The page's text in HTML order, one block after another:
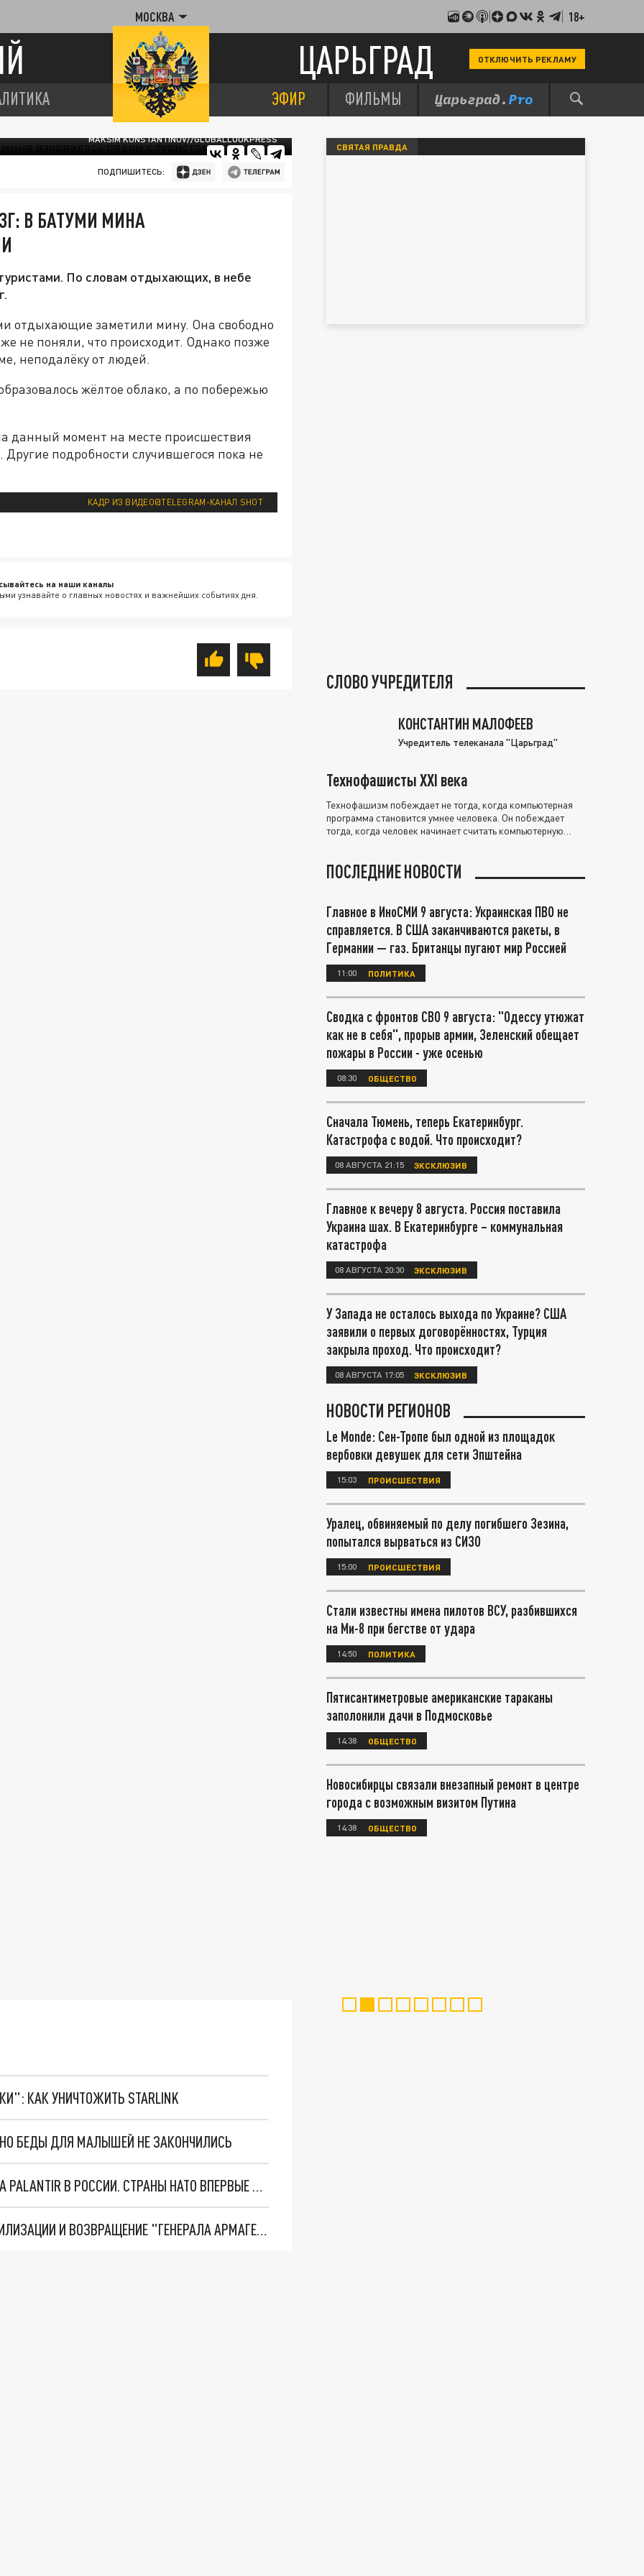
МОСКВА 18+
ЦАРЬГРАД ОТКЛЮЧИТЬ РЕКЛАМУ
ЭФИР ФИЛЬМЫ
MAKSIM KONSTANTINOV//GLOBALLOOKPRESS
ПОДПИШИТЕСЬ:
В БАТУМИ МИНА
По словам отдыхающих, в небе
отдыхающие заметили мину. Она свободно
не поняли, что происходит. Однако позже
неподалёку от людей.
жёлтое облако, а по побережью
данный момент на месте происшествия
подробности случившегося пока не
КАДР ИЗ ВИДЕО@TELEGRAM-КАНАЛ SHOT
на наши каналы
узнавайте о главных новостях и важнейших событиях дня.
КАК УНИЧТОЖИТЬ STARLINK
БЕДЫ ДЛЯ МАЛЫШЕЙ НЕ ЗАКОНЧИЛИСЬ
"ОЧЕНЬ ПЛОХИЕ НОВОСТИ": БОЛЬШАЯ ОШИБКА PALANTIR В РОССИИ. СТРАНЫ НАТО ВПЕРВЫЕ ЗА СВО ОСТАНОВИЛИ ПОСТАВКИ ОРУЖИЯ. ВСУ ТЕРЯЮТ ПРИГРАНИЧЬЕ?
ТРИ ГЛАВНЫХ ИНСАЙДА ОБ СВО. ОТМЕНА МОБИЛИЗАЦИИ И ВОЗВРАЩЕНИЕ "ГЕНЕРАЛА АРМАГЕДДОНА"? ОТЛИЧНЫЕ НОВОСТИ, КОТОРЫЕ ЖДАЛИ ВСЕ
СВЯТАЯ ПРАВДА
СЛОВО УЧРЕДИТЕЛЯ
КОНСТАНТИН МАЛОФЕЕВ
Учредитель телеканала "Царьград"
Технофашисты XXI века
Технофашизм побеждает не тогда, когда компьютерная
программа становится умнее человека. Он побеждает
тогда, когда человек начинает считать компьютерную
ПОСЛЕДНИЕ НОВОСТИ
Главное в ИноСМИ 9 августа: Украинская ПВО не
справляется. В США заканчиваются ракеты, в
Германии — газ. Британцы пугают мир Россией
11:00 ПОЛИТИКА
Сводка с фронтов СВО 9 августа: "Одессу утюжат
как не в себя", прорыв армии, Зеленский обещает
пожары в России - уже осенью
08:30 ОБЩЕСТВО
Сначала Тюмень, теперь Екатеринбург.
Катастрофа с водой. Что происходит?
08 АВГУСТА 21:15 ЭКСКЛЮЗИВ
Главное к вечеру 8 августа. Россия поставила
Украина шах. В Екатеринбурге – коммунальная
катастрофа
08 АВГУСТА 20:30 ЭКСКЛЮЗИВ
У Запада не осталось выхода по Украине? США
заявили о первых договорённостях, Турция
закрыла проход. Что происходит?
08 АВГУСТА 17:05 ЭКСКЛЮЗИВ
НОВОСТИ РЕГИОНОВ
Le Monde: Сен-Тропе был одной из площадок
вербовки девушек для сети Эпштейна
15:03 ПРОИСШЕСТВИЯ
Уралец, обвиняемый по делу погибшего Зезина,
попытался вырваться из СИЗО
15:00 ПРОИСШЕСТВИЯ
Стали известны имена пилотов ВСУ, разбившихся
на Ми-8 при бегстве от удара
14:50 ПОЛИТИКА
Пятисантиметровые американские тараканы
заполонили дачи в Подмосковье
14:38 ОБЩЕСТВО
Новосибирцы связали внезапный ремонт в центре
города с возможным визитом Путина
14:38 ОБЩЕСТВО